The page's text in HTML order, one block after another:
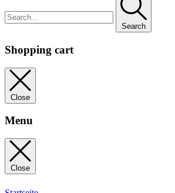
Search
Shopping cart
Close
Menu
Close